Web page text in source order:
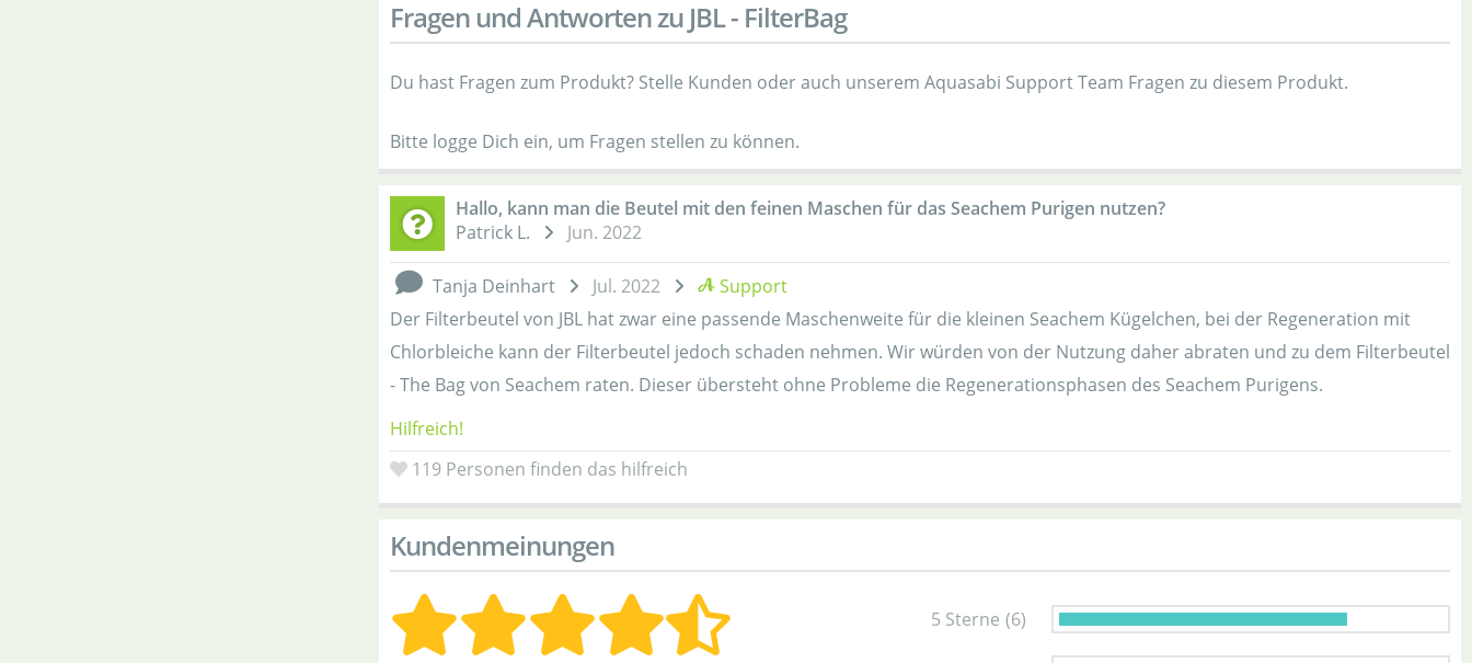
Fragen und Antworten zu JBL - FilterBag
Du hast Fragen zum Produkt? Stelle Kunden oder auch unserem Aquasabi Support Team Fragen zu diesem Produkt.
Bitte logge Dich ein, um Fragen stellen zu können.
Hallo, kann man die Beutel mit den feinen Maschen für das Seachem Purigen nutzen?
Patrick L.
Jun. 2022
Tanja Deinhart Jul. 2022
Support
Der Filterbeutel von JBL hat zwar eine passende Maschenweite für die kleinen Seachem Kügelchen, bei der Regeneration mit
Chlorbleiche kann der Filterbeutel jedoch schaden nehmen. Wir würden von der Nutzung daher abraten und zu dem Filterbeutel
- The Bag von Seachem raten. Dieser übersteht ohne Probleme die Regenerationsphasen des Seachem Purigens.
Hilfreich!
119 Personen finden das hilfreich
Kundenmeinungen
5 Sterne (6)